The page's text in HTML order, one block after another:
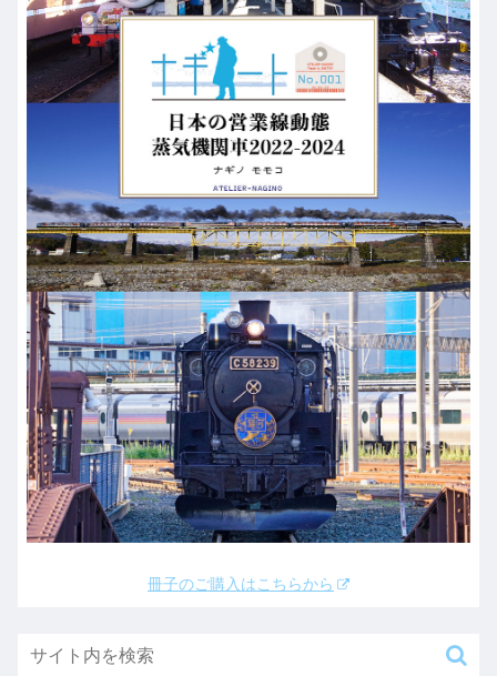
冊子のご購入はこちらから